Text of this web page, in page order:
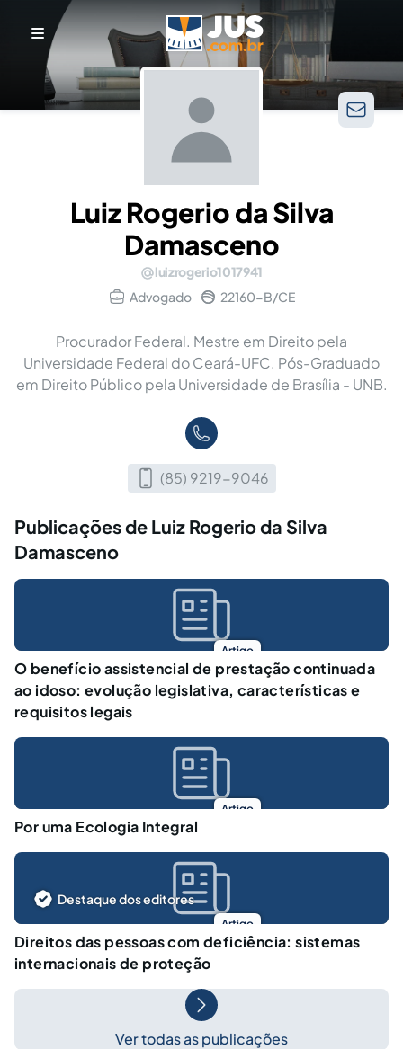
Luiz Rogerio da Silva
Damasceno
luizrogerio1017941
Advogado
22160-B/CE
Procurador Federal. Mestre em Direito pela
Universidade Federal do Ceará-UFC. Pós-Graduado
em Direito Público pela Universidade de Brasília - UNB.
(85) 9219-9046
Publicações de Luiz Rogerio da Silva
Damasceno
Artigo
O benefício assistencial de prestação continuada
ao idoso: evolução legislativa, características e
requisitos legais
Artigo
Por uma Ecologia Integral
Artigo
Destaque dos editores
Direitos das pessoas com deficiência: sistemas
internacionais de proteção
Ver todas as publicações